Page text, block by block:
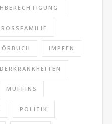
IMPFEN
MUFFINS
POLITIK